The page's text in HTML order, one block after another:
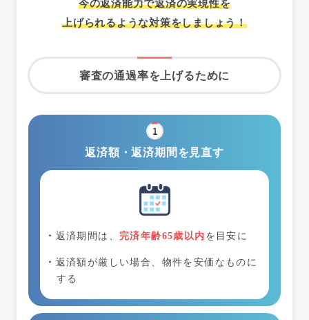
今の返済能力で返済の実現性を
上げられるような対策をしましょう！
審査の通過率を上げるために
返済額・返済期間を見直す
返済期間は、 完済年齢65歳以内 を目安に
返済額が厳しい場合、物件を安価なものに
する